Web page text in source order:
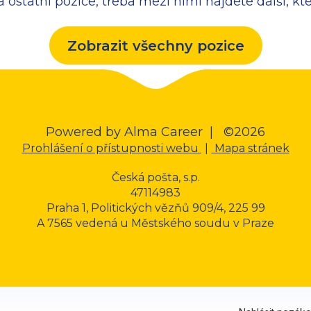
Zobrazit všechny pozice
Powered by Alma Career | ©2026
Prohlášení o přístupnosti webu Mapa stránek
Česká pošta, s.p.
47114983
Praha 1, Politických vězňů 909/4, 225 99
A 7565 vedená u Městského soudu v Praze